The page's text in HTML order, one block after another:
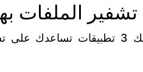
الملفات
وهنا سوف نعرض لك 3 تطبيقات